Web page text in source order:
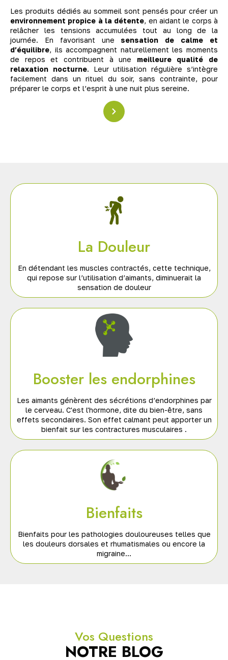
Les produits dédiés au sommeil sont pensés pour créer un
environnement propice à la détente, en aidant le corps à
relâcher les tensions accumulées tout au long de la
journée. En favorisant une sensation de calme et
d’équilibre, ils accompagnent naturellement les moments
de repos et contribuent à une meilleure qualité de
relaxation nocturne. Leur utilisation régulière s’intègre
facilement dans un rituel du soir, sans contrainte, pour
préparer le corps et l’esprit à une nuit plus sereine.
La Douleur
En détendant les muscles contractés, cette technique,
qui repose sur l’utilisation d’aimants, diminuerait la
sensation de douleur
Booster les endorphines
Les aimants génèrent des sécrétions d’endorphines par
le cerveau. C'est l'hormone, dite du bien-être, sans
effets secondaires. Son effet calmant peut apporter un
bienfait sur les contractures musculaires .
Bienfaits
Bienfaits pour les pathologies douloureuses telles que
les douleurs dorsales et rhumatismales ou encore la
migraine…
Vos Questions
NOTRE BLOG